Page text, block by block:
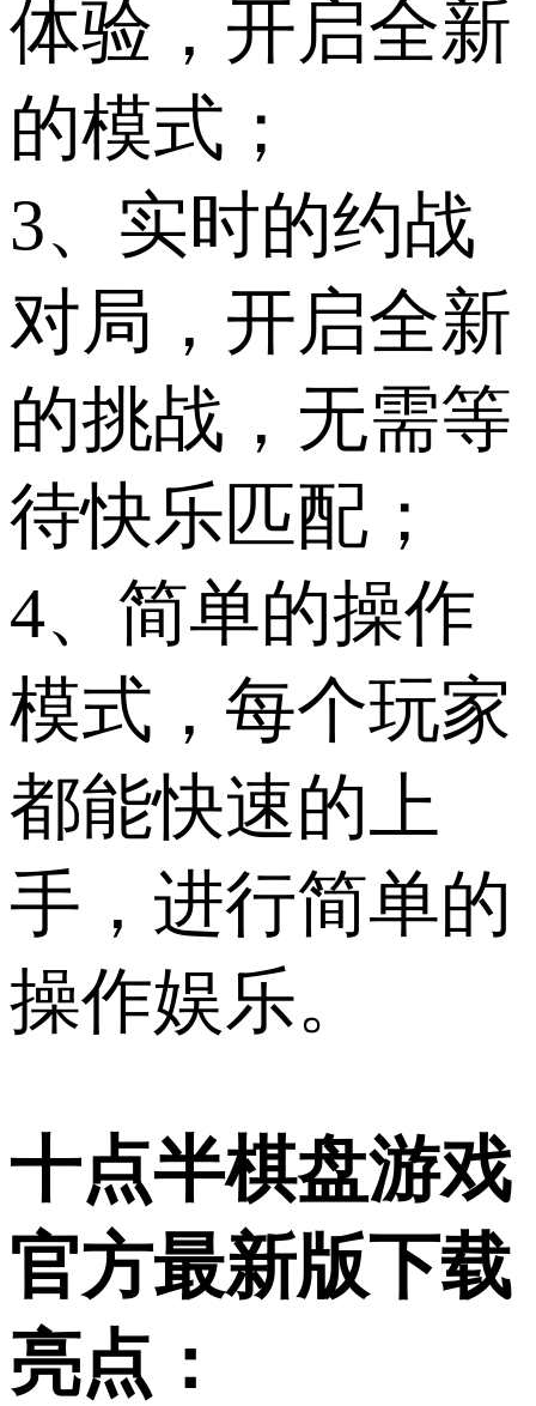
体验，开启全新
的模式；
3、实时的约战
对局，开启全新
的挑战，无需等
待快乐匹配；
4、简单的操作
模式，每个玩家
都能快速的上
手，进行简单的
操作娱乐。
十点半棋盘游戏
官方最新版下载
亮点：